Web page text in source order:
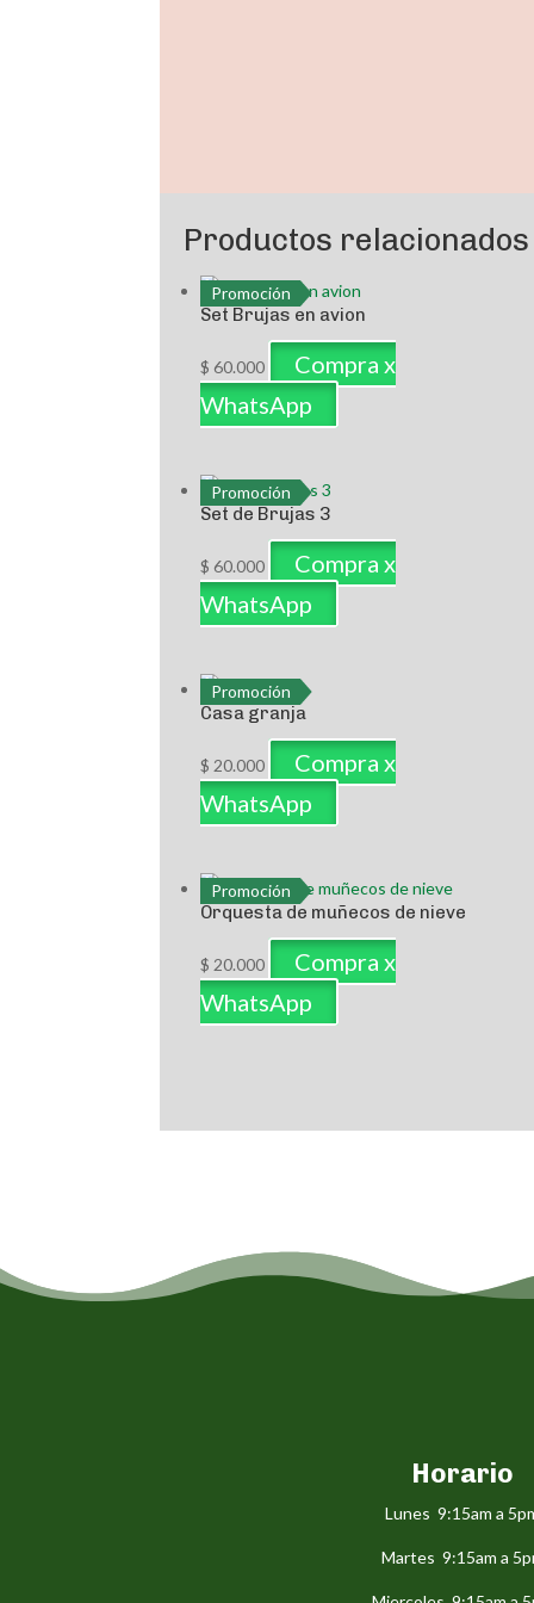
Productos relacionados
Promoción
Set Brujas en avion
$ 60.000
Compra x
WhatsApp
Promoción
Set de Brujas 3
$ 60.000
Compra x
WhatsApp
Promoción
Casa granja
$ 20.000
Compra x
WhatsApp
Promoción
Orquesta de muñecos de nieve
$ 20.000
Compra x
WhatsApp
Horario
Lunes 9:15am a
Martes 9:15am a